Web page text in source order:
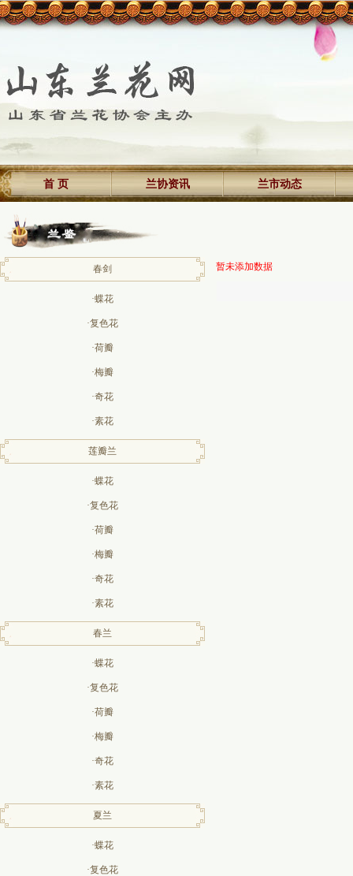
首 页 兰协资讯 兰市动态
春剑
·蝶花
·复色花
·荷瓣
·梅瓣
·奇花
·素花
莲瓣兰
·蝶花
·复色花
·荷瓣
·梅瓣
·奇花
·素花
春兰
·蝶花
·复色花
·荷瓣
·梅瓣
·奇花
·素花
夏兰
·蝶花
·复色花
暂未添加数据